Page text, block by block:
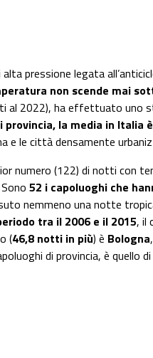
pressione legata
non scende mai
al 2022), ha effettuato uno
provincia, la media in Italia
e le città densamente
numero (122) di notti con
52 i capoluoghi che
nemmeno una notte
tra il 2006 e il 2015, il
(46,8 notti in più) è Bologna
di provincia, è quello di